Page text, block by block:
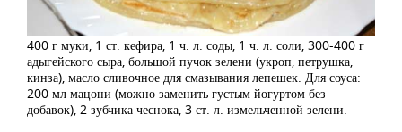
400 г муки, 1 ст. кефира, 1 ч. л. соды, 1 ч. л. соли, 300-400 г
адыгейского сыра, большой пучок зелени (укроп, петрушка,
кинза), масло сливочное для смазывания лепешек. Для соуса:
200 мл мацони (можно заменить густым йогуртом без
добавок), 2 зубчика чеснока, 3 ст. л. измельченной зелени.